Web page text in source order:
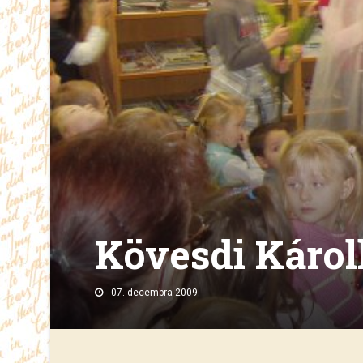
Kövesdi
07. decembra 2009.